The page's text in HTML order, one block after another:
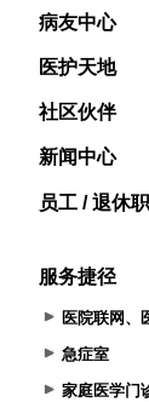
病友中心
医护天地
社区伙伴
新闻中心
员工 / 退休
服务捷径
医院联网、
急症室
家庭医学门